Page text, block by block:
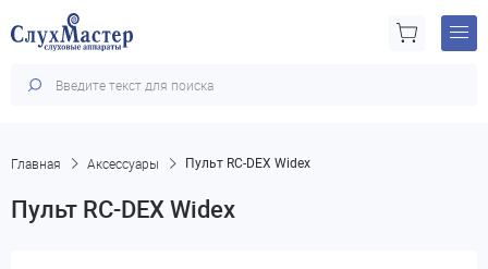
Главная Аксессуары Пульт RC-DEX Widex
Пульт RC-DEX Widex